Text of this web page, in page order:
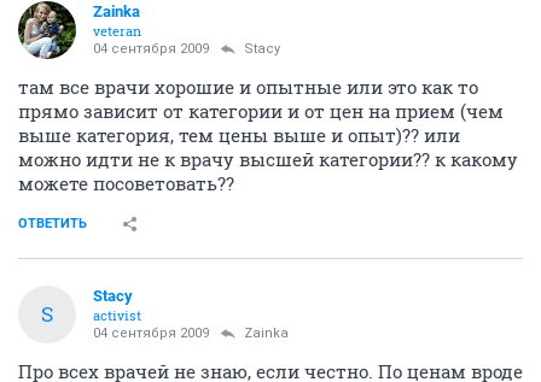
Zainka
veteran
04 сентября 2009 Stacy
там все врачи хорошие и опытные или это как то
прямо зависит от категории и от цен на прием (чем
выше категория, тем цены выше и опыт)?? или
можно идти не к врачу высшей категории?? к какому
можете посоветовать??
ОТВЕТИТЬ
S
Stacy
activist
04 сентября 2009 Zainka
Про всех врачей не знаю, если честно. По ценам вроде